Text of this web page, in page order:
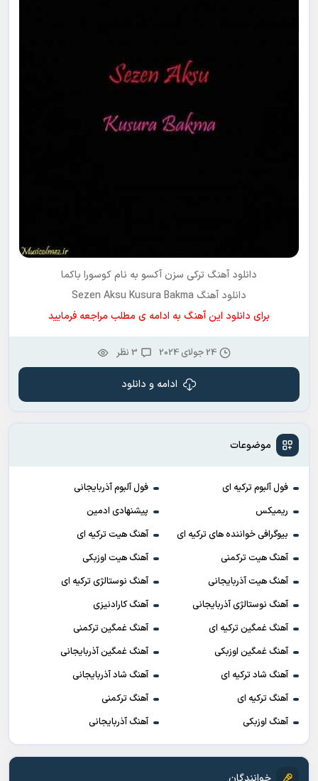
موضوعات
فول آلبوم ترکیه ای
فول آلبوم آذربایجانی
ریمیکس
پیشنهادی ادمین
بیوگرافی خواننده های ترکیه ای
آهنگ هیت ترکیه ای
آهنگ هیت ترکمنی
آهنگ هیت اوزبکی
آهنگ هیت آذربایجانی
آهنگ نوستالژی ترکیه ای
آهنگ نوستالژی آذربایجانی
آهنگ کارادنیزی
آهنگ غمگین ترکیه ای
آهنگ غمگین ترکمنی
آهنگ غمگین اوزبکی
آهنگ غمگین آذربایجانی
آهنگ شاد ترکیه ای
آهنگ شاد آذربایجانی
آهنگ ترکیه ای
آهنگ ترکمنی
آهنگ اوزبکی
آهنگ آذربایجانی
دانلود آهنگ ترکی سزن آکسو به نامکوسورا باکما
دانلود آهنگ Sezen Aksu Kusura Bakma
برای دانلود این آهنگ به ادامه ی مطلب مراجعه فرمایید
24 جولای 2024 3 نظر
ادامه و دانلود